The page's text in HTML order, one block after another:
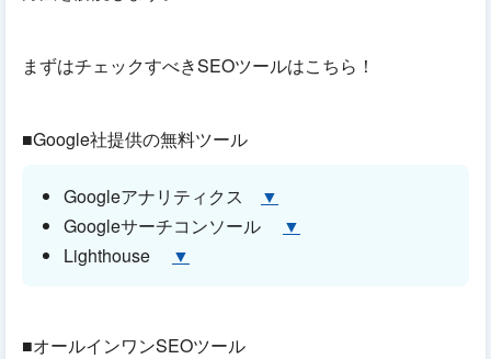
まずはチェックすべきSEOツールはこちら！
■Google社提供の無料ツール
Googleアナリティクス
▼
Googleサーチコンソール
▼
Lighthouse
▼
■オールインワンSEOツール